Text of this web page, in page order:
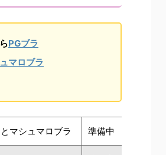
PGブラ
マロブラ
マシュマロブラ 準備中